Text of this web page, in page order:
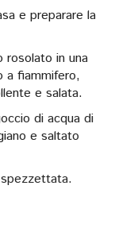
e preparare la
rosolato in una
a fiammifero,
e salata.
di acqua di
e saltato